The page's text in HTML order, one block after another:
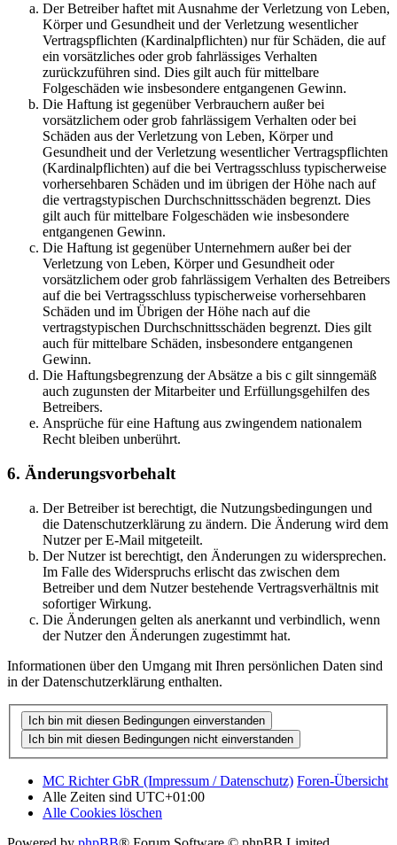
Der Betreiber haftet mit Ausnahme der Verletzung von Leben,
Körper und Gesundheit und der Verletzung wesentlicher
Vertragspflichten (Kardinalpflichten) nur für Schäden, die auf
ein vorsätzliches oder grob fahrlässiges Verhalten
zurückzuführen sind. Dies gilt auch für mittelbare
Folgeschäden wie insbesondere entgangenen Gewinn.
Die Haftung ist gegenüber Verbrauchern außer bei
vorsätzlichem oder grob fahrlässigem Verhalten oder bei
Schäden aus der Verletzung von Leben, Körper und
Gesundheit und der Verletzung wesentlicher Vertragspflichten
(Kardinalpflichten) auf die bei Vertragsschluss typischerweise
vorhersehbaren Schäden und im übrigen der Höhe nach auf
die vertragstypischen Durchschnittsschäden begrenzt. Dies
gilt auch für mittelbare Folgeschäden wie insbesondere
entgangenen Gewinn.
Die Haftung ist gegenüber Unternehmern außer bei der
Verletzung von Leben, Körper und Gesundheit oder
vorsätzlichem oder grob fahrlässigem Verhalten des Betreibers
auf die bei Vertragsschluss typischerweise vorhersehbaren
Schäden und im Übrigen der Höhe nach auf die
vertragstypischen Durchschnittsschäden begrenzt. Dies gilt
auch für mittelbare Schäden, insbesondere entgangenen
Gewinn.
Die Haftungsbegrenzung der Absätze a bis c gilt sinngemäß
auch zugunsten der Mitarbeiter und Erfüllungsgehilfen des
Betreibers.
Ansprüche für eine Haftung aus zwingendem nationalem
Recht bleiben unberührt.
6. Änderungsvorbehalt
Der Betreiber ist berechtigt, die Nutzungsbedingungen und
die Datenschutzerklärung zu ändern. Die Änderung wird dem
Nutzer per E-Mail mitgeteilt.
Der Nutzer ist berechtigt, den Änderungen zu widersprechen.
Im Falle des Widerspruchs erlischt das zwischen dem
Betreiber und dem Nutzer bestehende Vertragsverhältnis mit
sofortiger Wirkung.
Die Änderungen gelten als anerkannt und verbindlich, wenn
der Nutzer den Änderungen zugestimmt hat.
Informationen über den Umgang mit Ihren persönlichen Daten sind
in der Datenschutzerklärung enthalten.
MC Richter GbR (Impressum / Datenschutz) Foren-Übersicht
Alle Zeiten sind UTC+01:00
Alle Cookies löschen